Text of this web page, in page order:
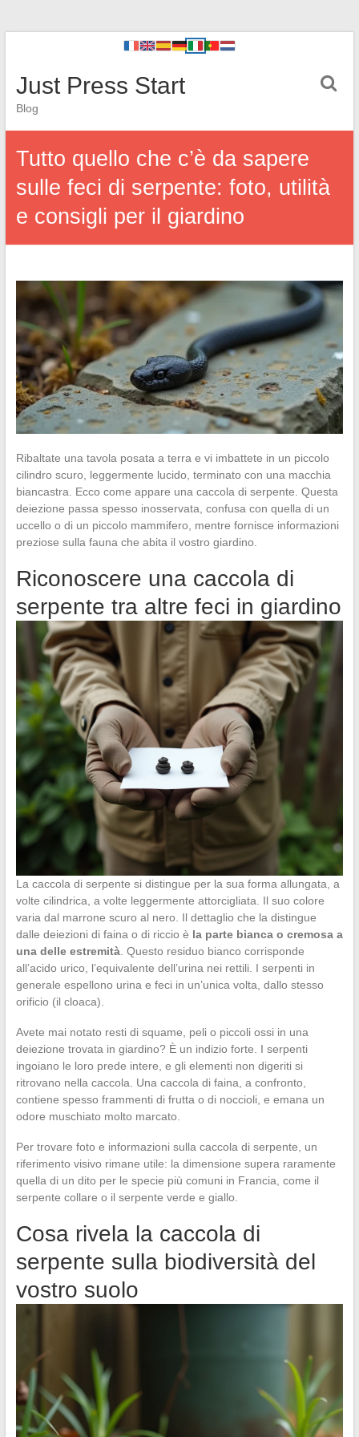
Just Press Start
Blog
Tutto quello che c’è da sapere
sulle feci di serpente: foto, utilità
e consigli per il giardino
Ribaltate una tavola posata a terra e vi imbattete in un piccolo
cilindro scuro, leggermente lucido, terminato con una macchia
biancastra. Ecco come appare una caccola di serpente. Questa
deiezione passa spesso inosservata, confusa con quella di un
uccello o di un piccolo mammifero, mentre fornisce informazioni
preziose sulla fauna che abita il vostro giardino.
Riconoscere una caccola di
serpente tra altre feci in giardino
La caccola di serpente si distingue per la sua forma allungata, a
volte cilindrica, a volte leggermente attorcigliata. Il suo colore
varia dal marrone scuro al nero. Il dettaglio che la distingue
dalle deiezioni di faina o di riccio è la parte bianca o cremosa a
una delle estremità. Questo residuo bianco corrisponde
all’acido urico, l’equivalente dell’urina nei rettili. I serpenti in
generale espellono urina e feci in un’unica volta, dallo stesso
orificio (il cloaca).
Avete mai notato resti di squame, peli o piccoli ossi in una
deiezione trovata in giardino? È un indizio forte. I serpenti
ingoiano le loro prede intere, e gli elementi non digeriti si
ritrovano nella caccola. Una caccola di faina, a confronto,
contiene spesso frammenti di frutta o di noccioli, e emana un
odore muschiato molto marcato.
Per trovare foto e informazioni sulla caccola di serpente, un
riferimento visivo rimane utile: la dimensione supera raramente
quella di un dito per le specie più comuni in Francia, come il
serpente collare o il serpente verde e giallo.
Cosa rivela la caccola di
serpente sulla biodiversità del
vostro suolo